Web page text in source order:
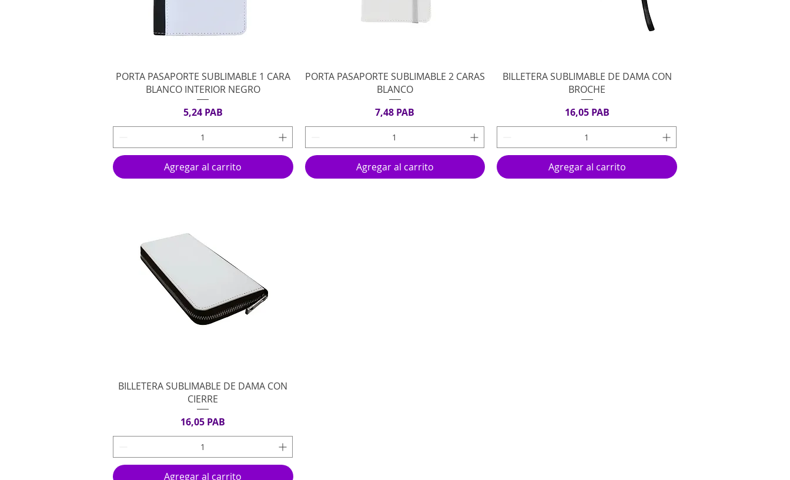
Vista rápida
PORTA PASAPORTE SUBLIMABLE 1 CARA
BLANCO INTERIOR NEGRO
Precio
5,24 PAB
Agregar al carrito
Vista rápida
PORTA PASAPORTE SUBLIMABLE 2 CARAS
BLANCO
Precio
7,48 PAB
Agregar al carrito
Vista rápida
BILLETERA SUBLIMABLE DE DAMA CON
BROCHE
Precio
16,05 PAB
Agregar al carrito
Vista rápida
BILLETERA SUBLIMABLE DE DAMA CON
CIERRE
Precio
16,05 PAB
Agregar al carrito